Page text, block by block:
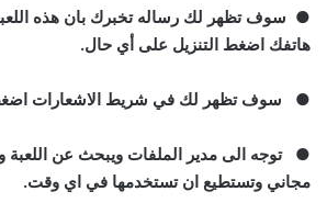
● سوف تظهر لك رساله تخبرك بان هذه
هاتفك اضغط التنزيل على أي حال.
● سوف تظهر لك في شريط الاشعارات
●
توجه الى مدير الملفات ويبحث عن اللعبة
مجاني وتستطيع ان تستخدمها في اي وقت.